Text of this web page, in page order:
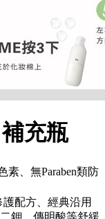
充瓶
素、無Paraben類防
配方、經典沿用
鉀、傳明酸等舒緩